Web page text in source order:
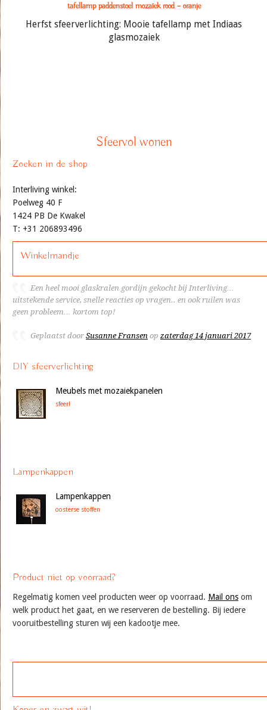
tafellamp paddenstoel mozaïek rood – oranje
Herfst sfeerverlichting: Mooie tafellamp met Indiaas
glasmozaiek
Sfeervol wonen
Zoeken in de shop
Interliving winkel:
Poelweg 40 F
1424 PB De Kwakel
T: +31 206893496
Winkelmandje
Een heel mooi glaskralen gordijn gekocht bij Interliving…
uitstekende service, snelle reacties op vragen.. en ook ruilen was
geen probleem… kortom top!
Geplaatst door Susanne Fransen op zaterdag 14 januari 2017
DIY sfeerverlichting
Meubels met mozaiekpanelen
sfeer!
Lampenkappen
Lampenkappen
oosterse stoffen
Product niet op voorraad?
Regelmatig komen veel producten weer op voorraad. Mail ons om
welk product het gaat, en we reserveren de bestelling. Bij iedere
vooruitbestelling sturen wij een kadootje mee.